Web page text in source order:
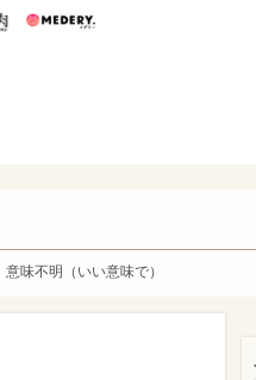
うまい肉
意味不明（いい意味で）